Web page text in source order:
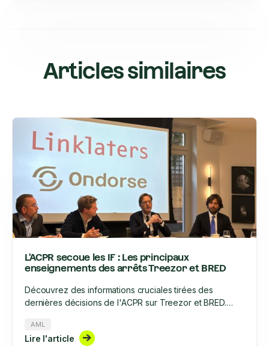
Articles similaires
L'ACPR secoue les IF : Les principaux
enseignements des arrêts Treezor et BRED
Découvrez des informations cruciales tirées des
dernières décisions de l'ACPR sur Treezor et BRED.
blanchiment d'argent et le financement du terrorisme, à
optimiser vos processus de connaissance du client et à
AML
Lire l'article